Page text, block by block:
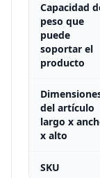
Capacidad
peso que
puede
soportar el
producto
del artículo
largo x
x alto
SKU